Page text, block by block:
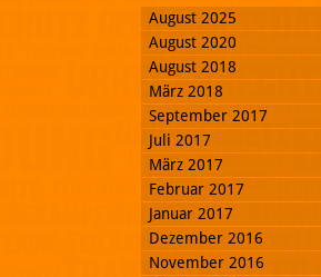
August 2025
August 2020
August 2018
März 2018
September 2017
Juli 2017
März 2017
Februar 2017
Januar 2017
Dezember 2016
November 2016